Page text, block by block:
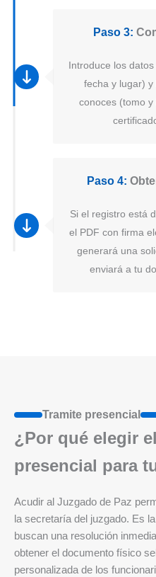
Paso 3:
Introduce los
fecha y lugar)
conoces (tomo
Paso 4:
Si el registro está
el PDF con firma
generará una
enviará a tu
Tramite presencial
¿Por qué elegir
presencial para
Acudir al Juzgado de Paz
la secretaría del juzgado. Es
buscan una resolución
obtener el documento físico
personalizada de los